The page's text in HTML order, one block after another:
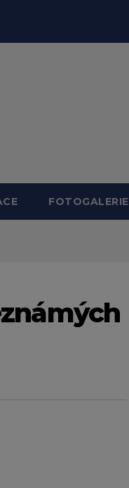
FOTOGALERIE